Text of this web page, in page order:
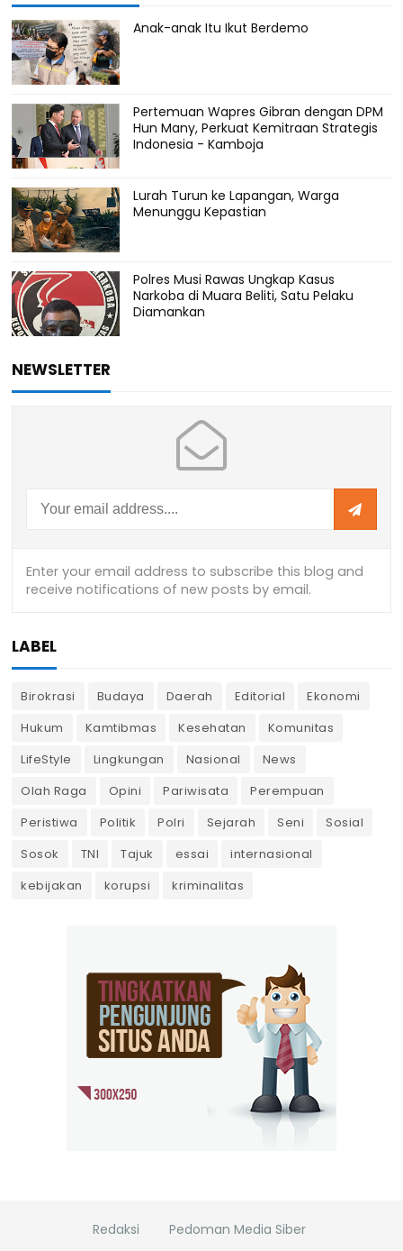
Anak-anak Itu Ikut Berdemo
Pertemuan Wapres Gibran dengan DPM
Hun Many, Perkuat Kemitraan Strategis
Indonesia - Kamboja
Lurah Turun ke Lapangan, Warga
Menunggu Kepastian
Polres Musi Rawas Ungkap Kasus
Narkoba di Muara Beliti, Satu Pelaku
Diamankan
NEWSLETTER
LABEL
Birokrasi Budaya Daerah Editorial
Ekonomi
Hukum
Kamtibmas Kesehatan
Komunitas
LifeStyle
Lingkungan Nasional
News
Olah Raga
Opini Pariwisata
Perempuan
Peristiwa
Politik Polri Sejarah Seni
Sosial
Sosok
TNI Tajuk essai
internasional
kebijakan
korupsi kriminalitas
Redaksi Pedoman Media Siber